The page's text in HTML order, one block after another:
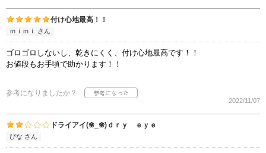
付け心地最高！！
ｍｉｍｉ さん
ゴロゴロしないし、乾きにくく、付け心地最高です！！
お値段もお手頃で助かります！！
参考になりましたか？
2022/11/07
ドライアイ(❀_❀)ｄｒｙ ｅｙｅ
ぴな さん